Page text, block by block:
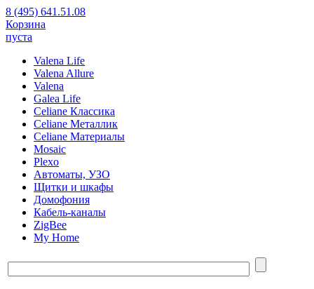
8 (495) 641.51.08
Корзина
пуста
Valena Life
Valena Allure
Valena
Galea Life
Celiane Классика
Celiane Металлик
Celiane Материалы
Mosaic
Plexo
Автоматы, УЗО
Щитки и шкафы
Домофония
Кабель-каналы
ZigBee
My Home